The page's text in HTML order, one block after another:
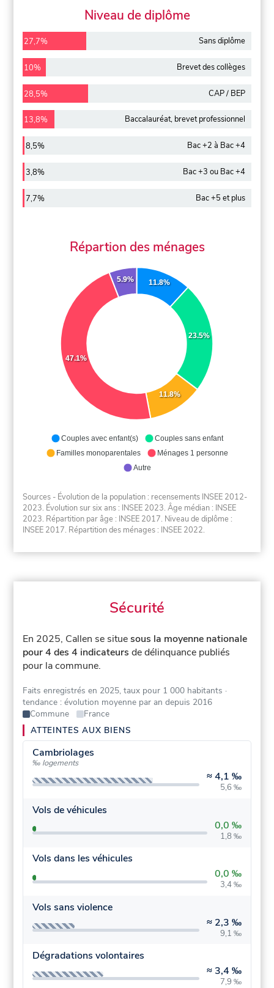
Niveau de diplôme
27,7% Sans diplôme
10% Brevet des collèges
28,5% CAP / BEP
13,8% Baccalauréat, brevet professionnel
8,5% Bac +2 à Bac +4
3,8% Bac +3 ou Bac +4
7,7% Bac +5 et plus
Répartion des ménages
11.8%
23.5%
11.8%
47.1%
5.9%
Couples avec enfant(s)
Couples sans enfant
Familles monoparentales
Ménages 1 personne
Autre
Sources - Évolution de la population : recensements INSEE 2012-
2023. Évolution sur six ans : INSEE 2023. Âge médian : INSEE
2023. Répartition par âge : INSEE 2017. Niveau de diplôme :
INSEE 2017. Répartition des ménages : INSEE 2022.
Sécurité
En 2025, Callen se situesous la moyenne nationale
pour 4 des 4 indicateurs de délinquance publiés
pour la commune.
Faits enregistrés en 2025, taux pour 1 000 habitants ·
tendance : évolution moyenne par an depuis 2016
Commune
France
ATTEINTES AUX BIENS
Cambriolages
‰ logements
≈4,1 ‰
5,6 ‰
Vols de véhicules
0,0 ‰
1,8 ‰
Vols dans les véhicules
0,0 ‰
3,4 ‰
Vols sans violence
≈ 2,3 ‰
9,1 ‰
Dégradations volontaires
≈ 3,4 ‰
7,9 ‰